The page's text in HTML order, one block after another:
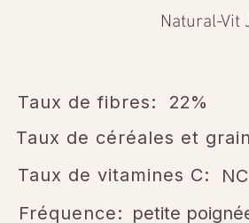
Natural-Vit
Taux de fibres:
22%
Taux de céréales et
Taux de vitamines C:
NC
petite
Fréquence: